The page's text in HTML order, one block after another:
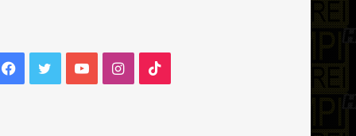
Facebook
TwitterYouTubeInstagram
TikTok